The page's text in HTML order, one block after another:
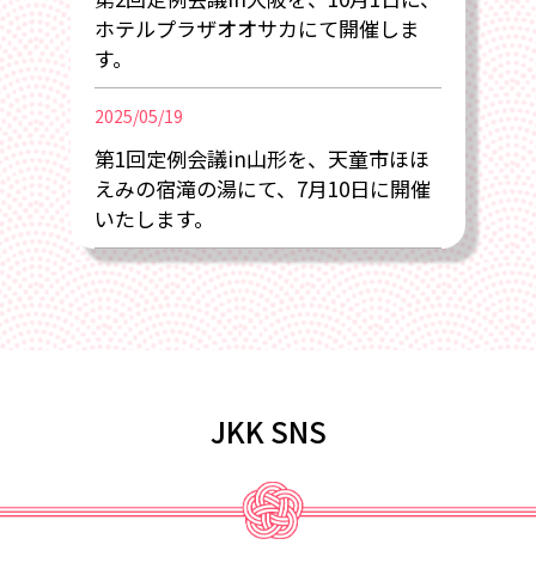
ホテルプラザオオサカにて開催しま
す。
2025/05/19
第1回定例会議in山形を、天童市ほほ
えみの宿滝の湯にて、7月10日に開催
いたします。
2025/02/22
4月17日、2025年総会を全国旅館会館
にて開催します
2月18日、第6回定例会議in福岡が開催
JKK SNS